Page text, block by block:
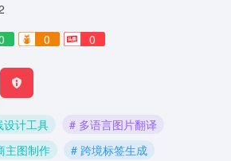
0 0
设计工具
# 多语言图片翻译
主图制作 # 跨境标签生成